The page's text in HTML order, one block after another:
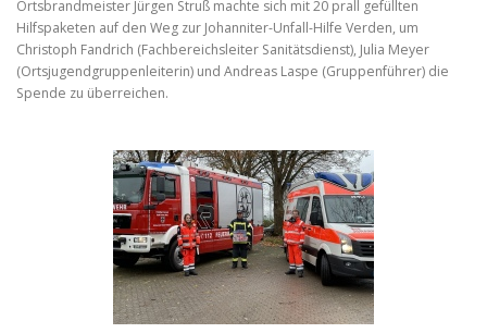
Ortsbrandmeister Jürgen Struß machte sich mit 20 prall gefüllten
Hilfspaketen auf den Weg zur Johanniter-Unfall-Hilfe Verden, um
Christoph Fandrich (Fachbereichsleiter Sanitätsdienst), Julia Meyer
(Ortsjugendgruppenleiterin) und Andreas Laspe (Gruppenführer) die
Spende zu überreichen.